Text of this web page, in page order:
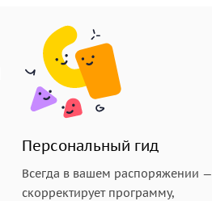
Персональный гид
Всегда в вашем распоряжении —
скорректирует программу,